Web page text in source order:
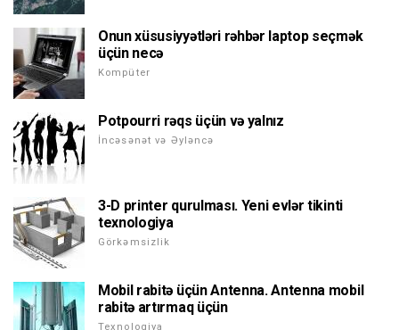
Onun xüsusiyyətləri rəhbər laptop seçmək
üçün necə
Kompüter
Potpourri rəqs üçün və yalnız
İncəsənət və Əyləncə
3-D printer qurulması. Yeni evlər tikinti
texnologiya
Görkəmsizlik
Mobil rabitə üçün Antenna. Antenna mobil
rabitə artırmaq üçün
Texnologiya